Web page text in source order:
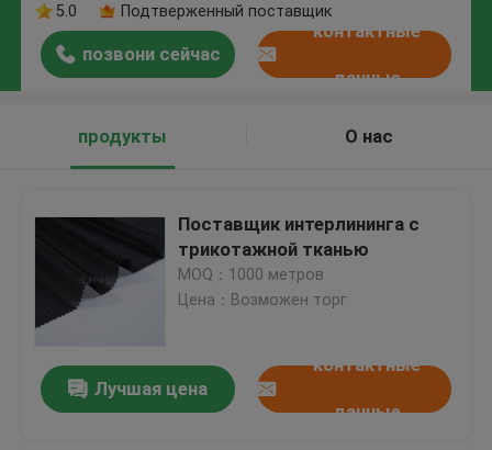
5.0
Подтверженный поставщик
позвони сейчас
контактные
данные
продукты О нас
Поставщик интерлининга с
трикотажной тканью
MOQ：1000 метров
Цена：Возможен торг
Лучшая цена
контактные
данные